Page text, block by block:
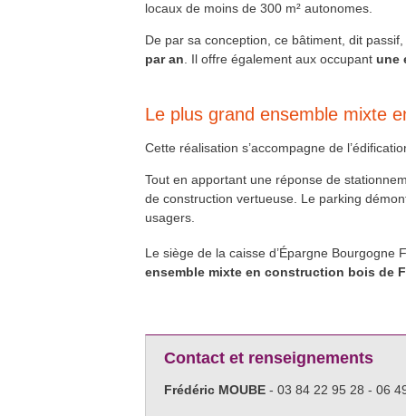
locaux de moins de 300 m² autonomes.
De par sa conception, ce bâtiment, dit
par an . Il offre également aux occupant une
Le plus grand ensemble mixte
Cette réalisation s’accompagne de
Tout en apportant une réponse de
de construction vertueuse. Le parking
usagers.
Le siège de la caisse d’Épargne
ensemble mixte en construction bois de
Contact et renseignements
Frédéric MOUBE- 03 84 22 95 28 - 06